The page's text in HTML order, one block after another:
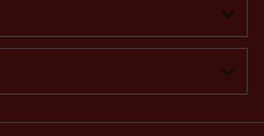

